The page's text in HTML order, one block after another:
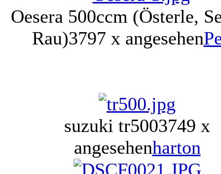
Oesera 500ccm (Österle,
Rau)3797 x angesehen
suzuki tr5003749 x
angesehenharton